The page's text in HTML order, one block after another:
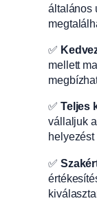
általános
✅
mellett
✅ Teljes
vállaljuk
✅